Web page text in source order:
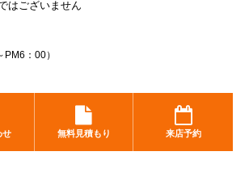
はございません
PM6：00）
せ 無料見積もり 来店予約